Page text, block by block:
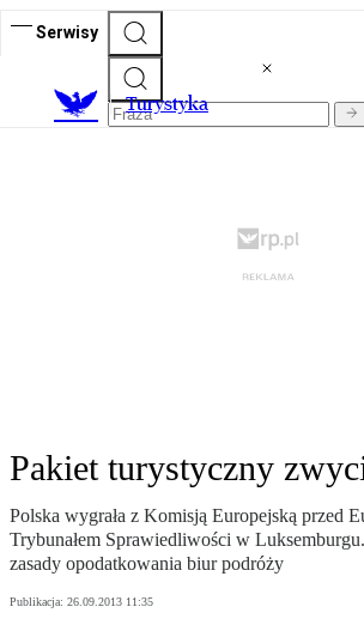
Serwisy
Turystyka
Pakiet turystyczny
Polska wygrała z Komisją Europejską przed
Trybunałem Sprawiedliwości w
zasady opodatkowania biur podróży
Publikacja: 26.09.2013 11:35